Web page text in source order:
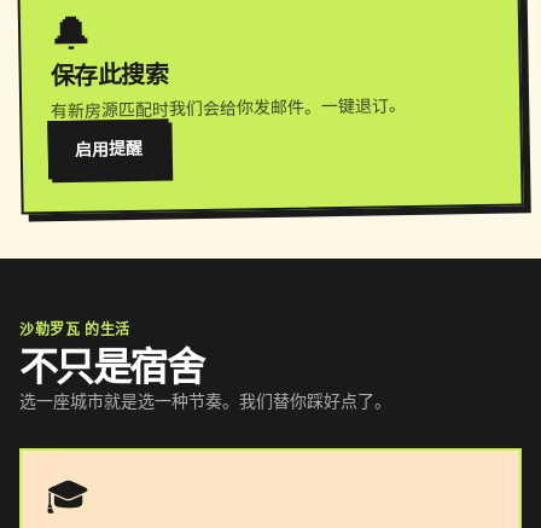
🔔
保存此搜索
有新房源匹配时我们会给你发邮件。一键退订。
启用提醒
沙勒罗瓦 的生活
不只是宿舍
选一座城市就是选一种节奏。我们替你踩好点了。
🎓